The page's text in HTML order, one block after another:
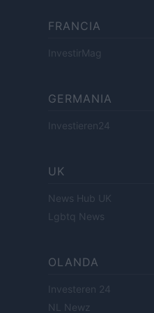
FRANCIA
InvestirMag
GERMANIA
Investieren24
UK
News Hub UK
Lgbtq News
OLANDA
Investeren 24
NL Newz